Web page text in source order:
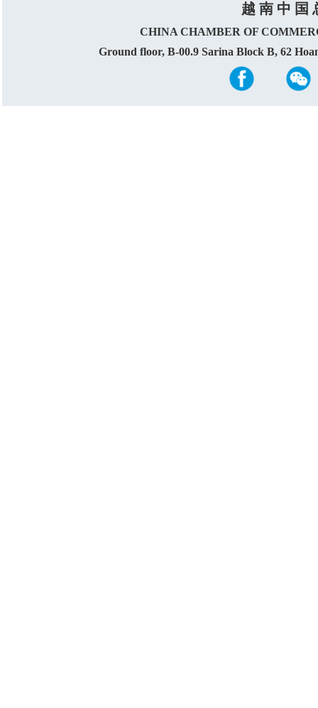
越 南 中 国
CHINA CHAMBER OF
Ground floor, B-00.9 Sarina Block B, 62